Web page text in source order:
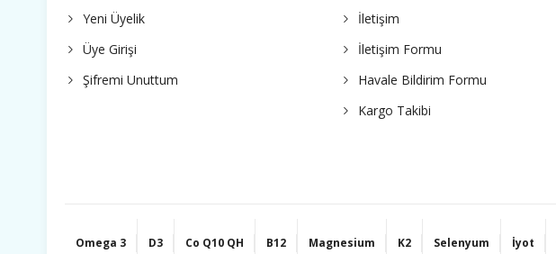
Yeni Üyelik
Üye Girişi
Şifremi Unuttum
İletişim
İletişim Formu
Havale Bildirim Formu
Kargo Takibi
Omega 3 D3 Co Q10 QH B12 Magnesium K2 Selenyum İyot